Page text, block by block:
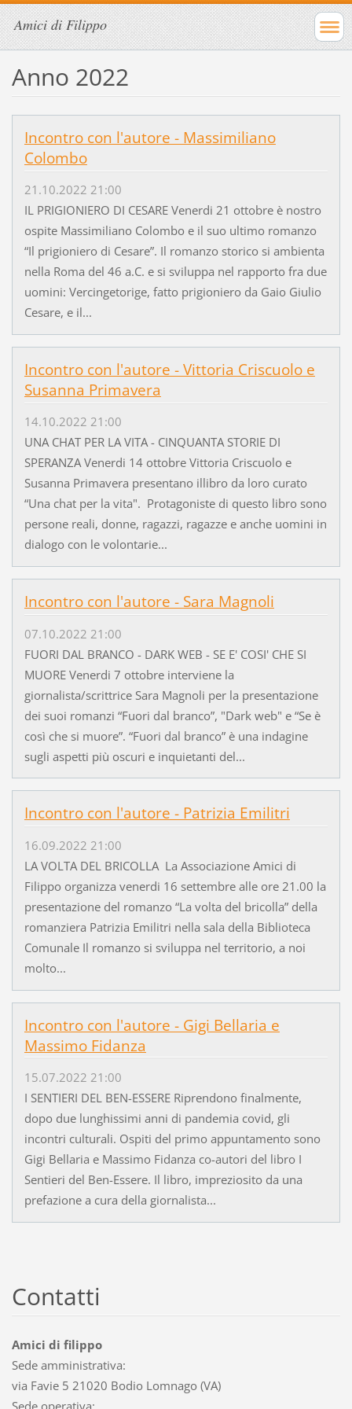
Amici di Filippo
Anno 2022
Incontro con l'autore - Massimiliano
Colombo
21.10.2022 21:00
IL PRIGIONIERO DI CESARE Venerdi 21 ottobre è nostro
ospite Massimiliano Colombo e il suo ultimo romanzo
“Il prigioniero di Cesare”. Il romanzo storico si ambienta
nella Roma del 46 a.C. e si sviluppa nel rapporto fra due
uomini: Vercingetorige, fatto prigioniero da Gaio Giulio
Cesare, e il...
Incontro con l'autore - Vittoria Criscuolo e
Susanna Primavera
14.10.2022 21:00
UNA CHAT PER LA VITA - CINQUANTA STORIE DI
SPERANZA Venerdi 14 ottobre Vittoria Criscuolo e
Susanna Primavera presentano illibro da loro curato
“Una chat per la vita". Protagoniste di questo libro sono
persone reali, donne, ragazzi, ragazze e anche uomini in
dialogo con le volontarie...
Incontro con l'autore - Sara Magnoli
07.10.2022 21:00
FUORI DAL BRANCO - DARK WEB - SE E' COSI' CHE SI
MUORE Venerdi 7 ottobre interviene la
giornalista/scrittrice Sara Magnoli per la presentazione
dei suoi romanzi “Fuori dal branco”, "Dark web" e “Se è
così che si muore”. “Fuori dal branco” è una indagine
sugli aspetti più oscuri e inquietanti del...
Incontro con l'autore - Patrizia Emilitri
16.09.2022 21:00
LA VOLTA DEL BRICOLLA La Associazione Amici di
Filippo organizza venerdi 16 settembre alle ore 21.00 la
presentazione del romanzo “La volta del bricolla” della
romanziera Patrizia Emilitri nella sala della Biblioteca
Comunale Il romanzo si sviluppa nel territorio, a noi
molto...
Incontro con l'autore - Gigi Bellaria e
Massimo Fidanza
15.07.2022 21:00
I SENTIERI DEL BEN-ESSERE Riprendono finalmente,
dopo due lunghissimi anni di pandemia covid, gli
incontri culturali. Ospiti del primo appuntamento sono
Gigi Bellaria e Massimo Fidanza co-autori del libro I
Sentieri del Ben-Essere. Il libro, impreziosito da una
prefazione a cura della giornalista...
Contatti
Amici di filippo
Sede amministrativa:
via Favie 5 21020 Bodio Lomnago (VA)
Sede operativa: